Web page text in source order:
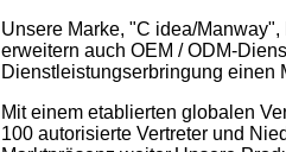
Unsere Marke, "C idea/
erweitern auch OEM / ODM-
Dienstleistungserbringung einen
Mit einem etablierten globalen
100 autorisierte Vertreter und